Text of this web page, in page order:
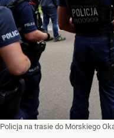
Policja na trasie do Morskiego